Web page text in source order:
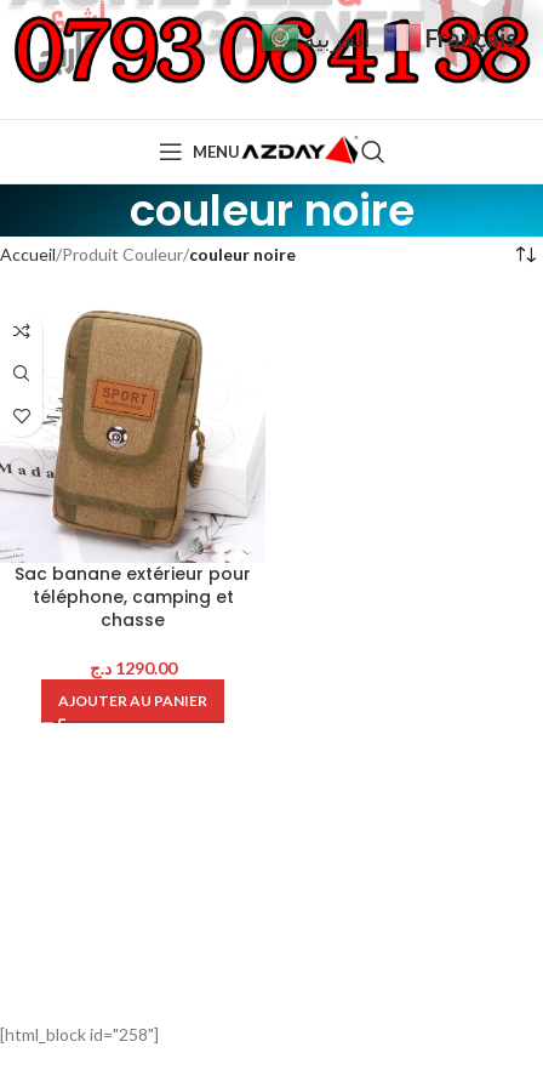
MENU
couleur noire
Accueil Produit Couleur couleur noire
Sac banane extérieur pour
téléphone, camping et
chasse
1290.00 د.ج
AJOUTER AU PANIER
[html_block id="258"]
العربية Français